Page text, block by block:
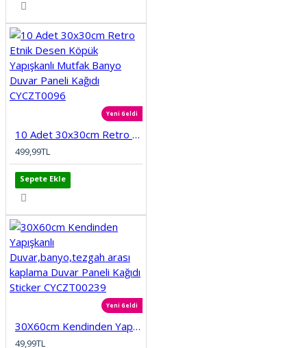
Yeni Geldi
10 Adet 30x30cm Retro Etnik Desen Köpük Yapışkanlı Mutfak Banyo Duvar Paneli Kağıdı CYCZT0096
499,99TL
Sepete Ekle
Yeni Geldi
30X60cm Kendinden Yapışkanlı Duvar,banyo,tezgah arası kaplama Duvar Paneli Kağıdı Sticker CYCZT00239
49,99TL